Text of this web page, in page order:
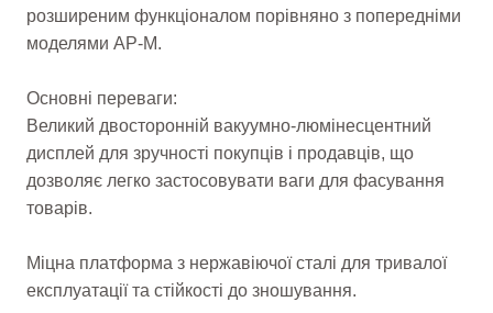
розширеним функціоналом порівняно з попередніми
моделями AP-M.
Основні переваги:
Великий двосторонній вакуумно-люмінесцентний
дисплей для зручності покупців і продавців, що
дозволяє легко застосовувати ваги для фасування
товарів.
Міцна платформа з нержавіючої сталі для тривалої
експлуатації та стійкості до зношування.